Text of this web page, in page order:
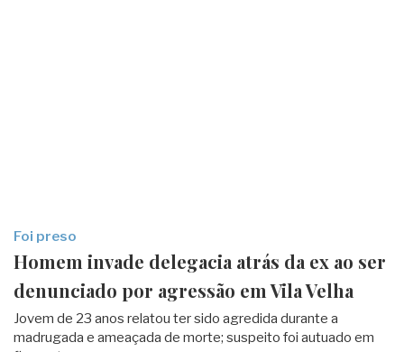
Foi preso
Homem invade delegacia atrás da ex ao ser
denunciado por agressão em Vila Velha
Jovem de 23 anos relatou ter sido agredida durante a
madrugada e ameaçada de morte; suspeito foi autuado em